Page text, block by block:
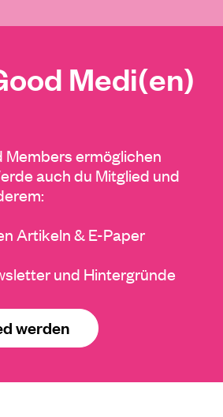
Medi(en)
Members ermöglichen
auch du Mitglied und
Artikeln & E-Paper
und Hintergründe
werden